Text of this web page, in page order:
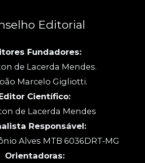
Editorial
Fundadores:
de Lacerda Mendes.
Marcelo Gigliotti.
Científico:
de Lacerda Mendes
Responsável:
Alves MTB 6036DRT-MG
Orientadoras: